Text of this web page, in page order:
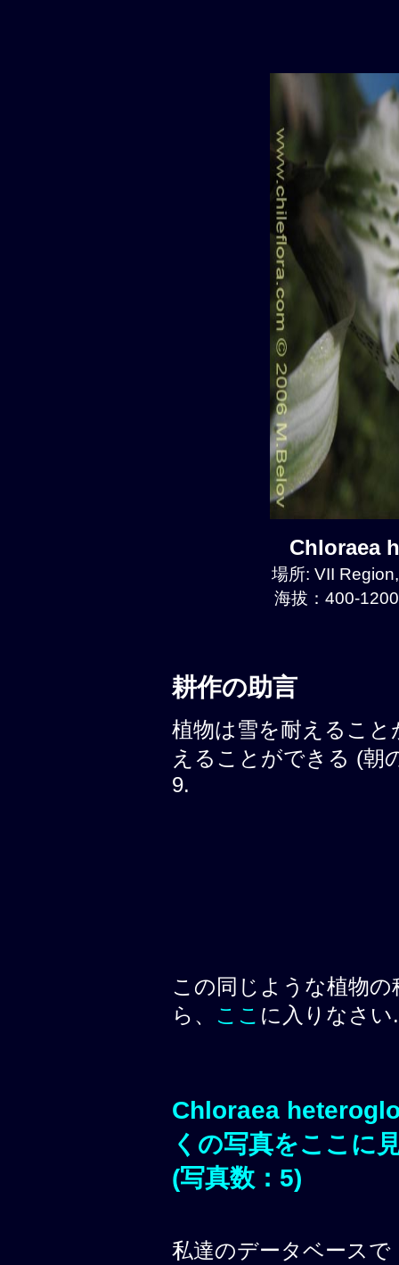
Chloraea
場所: VII
海拔：400-
耕作の助言
植物は雪を耐えるこ
えることができる (朝
9.
この同じような植物
ら、 ここ に入りなさい.
Chloraea
くの写真をここに
(写真数：5)
私達のデータベース